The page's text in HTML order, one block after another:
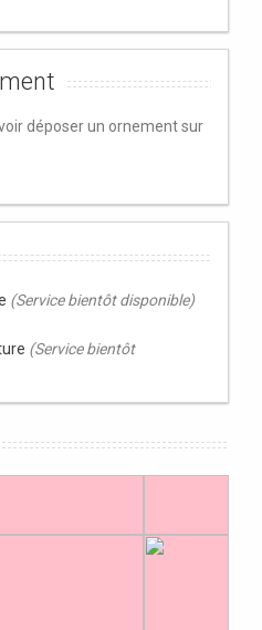
déposer un ornement sur
(Service bientôt disponible)
(Service bientôt